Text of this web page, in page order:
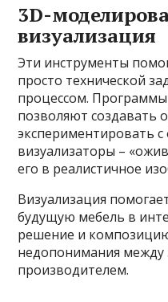
3D-
визуализация
Эти инструменты
просто технической
процессом.
позволяют создавать
экспериментировать
визуализаторы –
его в реалистичное
Визуализация
будущую мебель в
решение и
недопонимания между
производителем.